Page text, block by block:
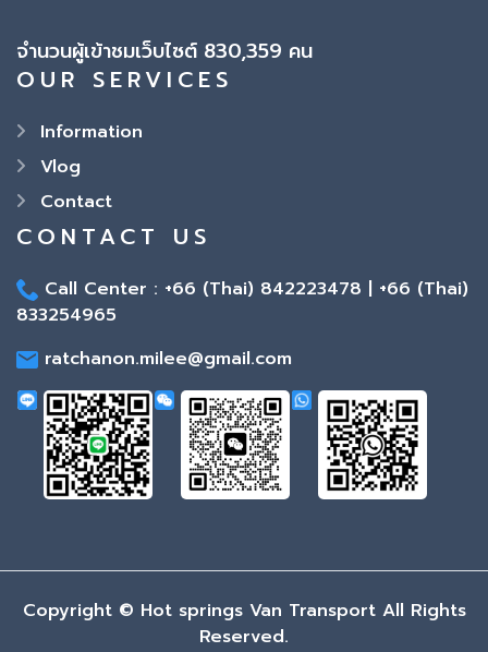
จำนวนผู้เข้าชมเว็บไซต์ 830,359 คน
OUR SERVICES
Information
Vlog
Contact
CONTACT US
Call Center : +66 (Thai) 842223478 | +66 (Thai)
833254965
ratchanon.milee@gmail.com
Copyright © Hot springs Van Transport All Rights
Reserved.